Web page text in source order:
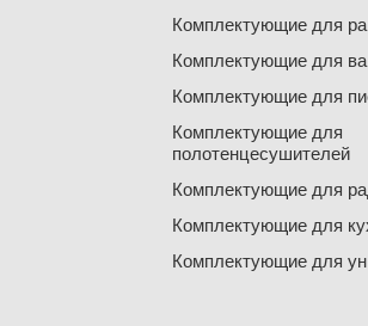
Комплектующие для
Комплектующие для
Комплектующие для
Комплектующие для
полотенцесушителей
Комплектующие для
Комплектующие для
Комплектующие для